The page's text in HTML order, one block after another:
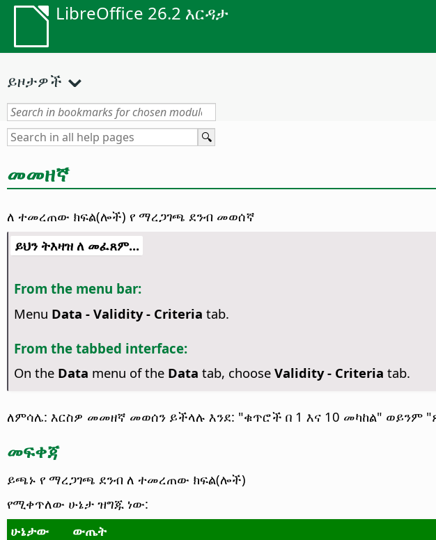
LibreOffice 26.2 እርዳታ
ይዞታዎች
መመዘኛ
ለ ተመረጠው ክፍል(ሎች) የ ማረጋገጫ ደንብ መወሰኛ
ይህን ትእዛዝ ለ መፈጸም...
From the menu bar:
Menu Data - Validity - Criteria tab.
From the tabbed interface:
On the Data menu of the Data tab, choose Validity - Criteria tab.
ለምሳሌ: እርስዎ መመዘኛ መወሰን ይችላሉ እንደ: "ቁጥሮች በ 1 እና 10 መካከል" ወይንም
መፍቀጃ
ይጫኑ የ ማረጋገጫ ደንብ ለ ተመረጠው ክፍል(ሎች)
የሚቀጥለው ሁኔታ ዝግጁ ነው:
ሁኔታው
ውጤት